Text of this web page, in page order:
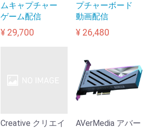
ムキャプチャー
ゲーム配信
¥ 29,700
プチャーボード
動画配信
¥ 26,480
Creative クリエイ
AVerMedia アバー